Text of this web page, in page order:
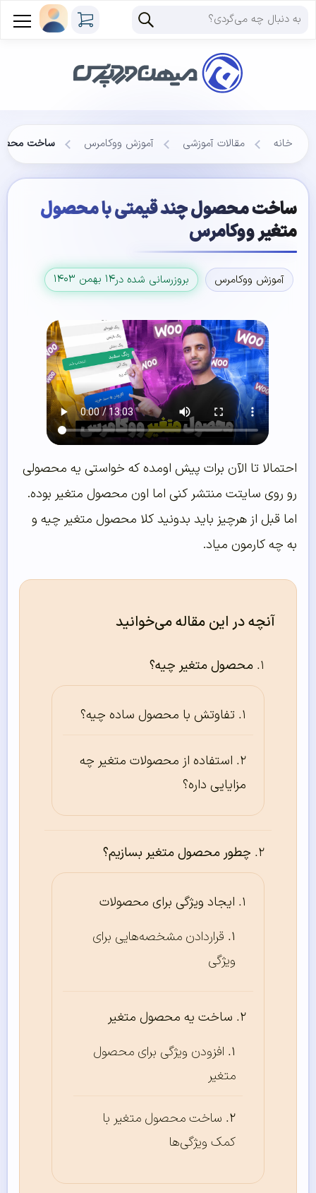
خانه مقالات آموزشی آموزش ووکامرس ساخت
ساخت محصول چند قیمتی با محصول
متغیر ووکامرس
آموزش ووکامرس بروزرسانی شده در۱۴ بهمن ۱۴۰۳
احتمالا تا الآن برات پیش اومده که خواستی یه محصولی
رو روی سایتت منتشر کنی اما اون محصول متغیر بوده.
اما قبل از هرچیز باید بدونید کلا محصول متغیر چیه و
به چه کارمون میاد.
آنچه در این مقاله می‌خوانید
محصول متغیر چیه؟
تفاوتش با محصول ساده چیه؟
استفاده از محصولات متغیر چه
مزایایی داره؟
چطور محصول متغیر بسازیم؟
ایجاد ویژگی برای محصولات
قراردادن مشخصه‌هایی برای
ویژگی
ساخت یه محصول متغیر
افزودن ویژگی برای محصول
متغیر
ساخت محصول متغیر با
کمک ویژگی‌ها